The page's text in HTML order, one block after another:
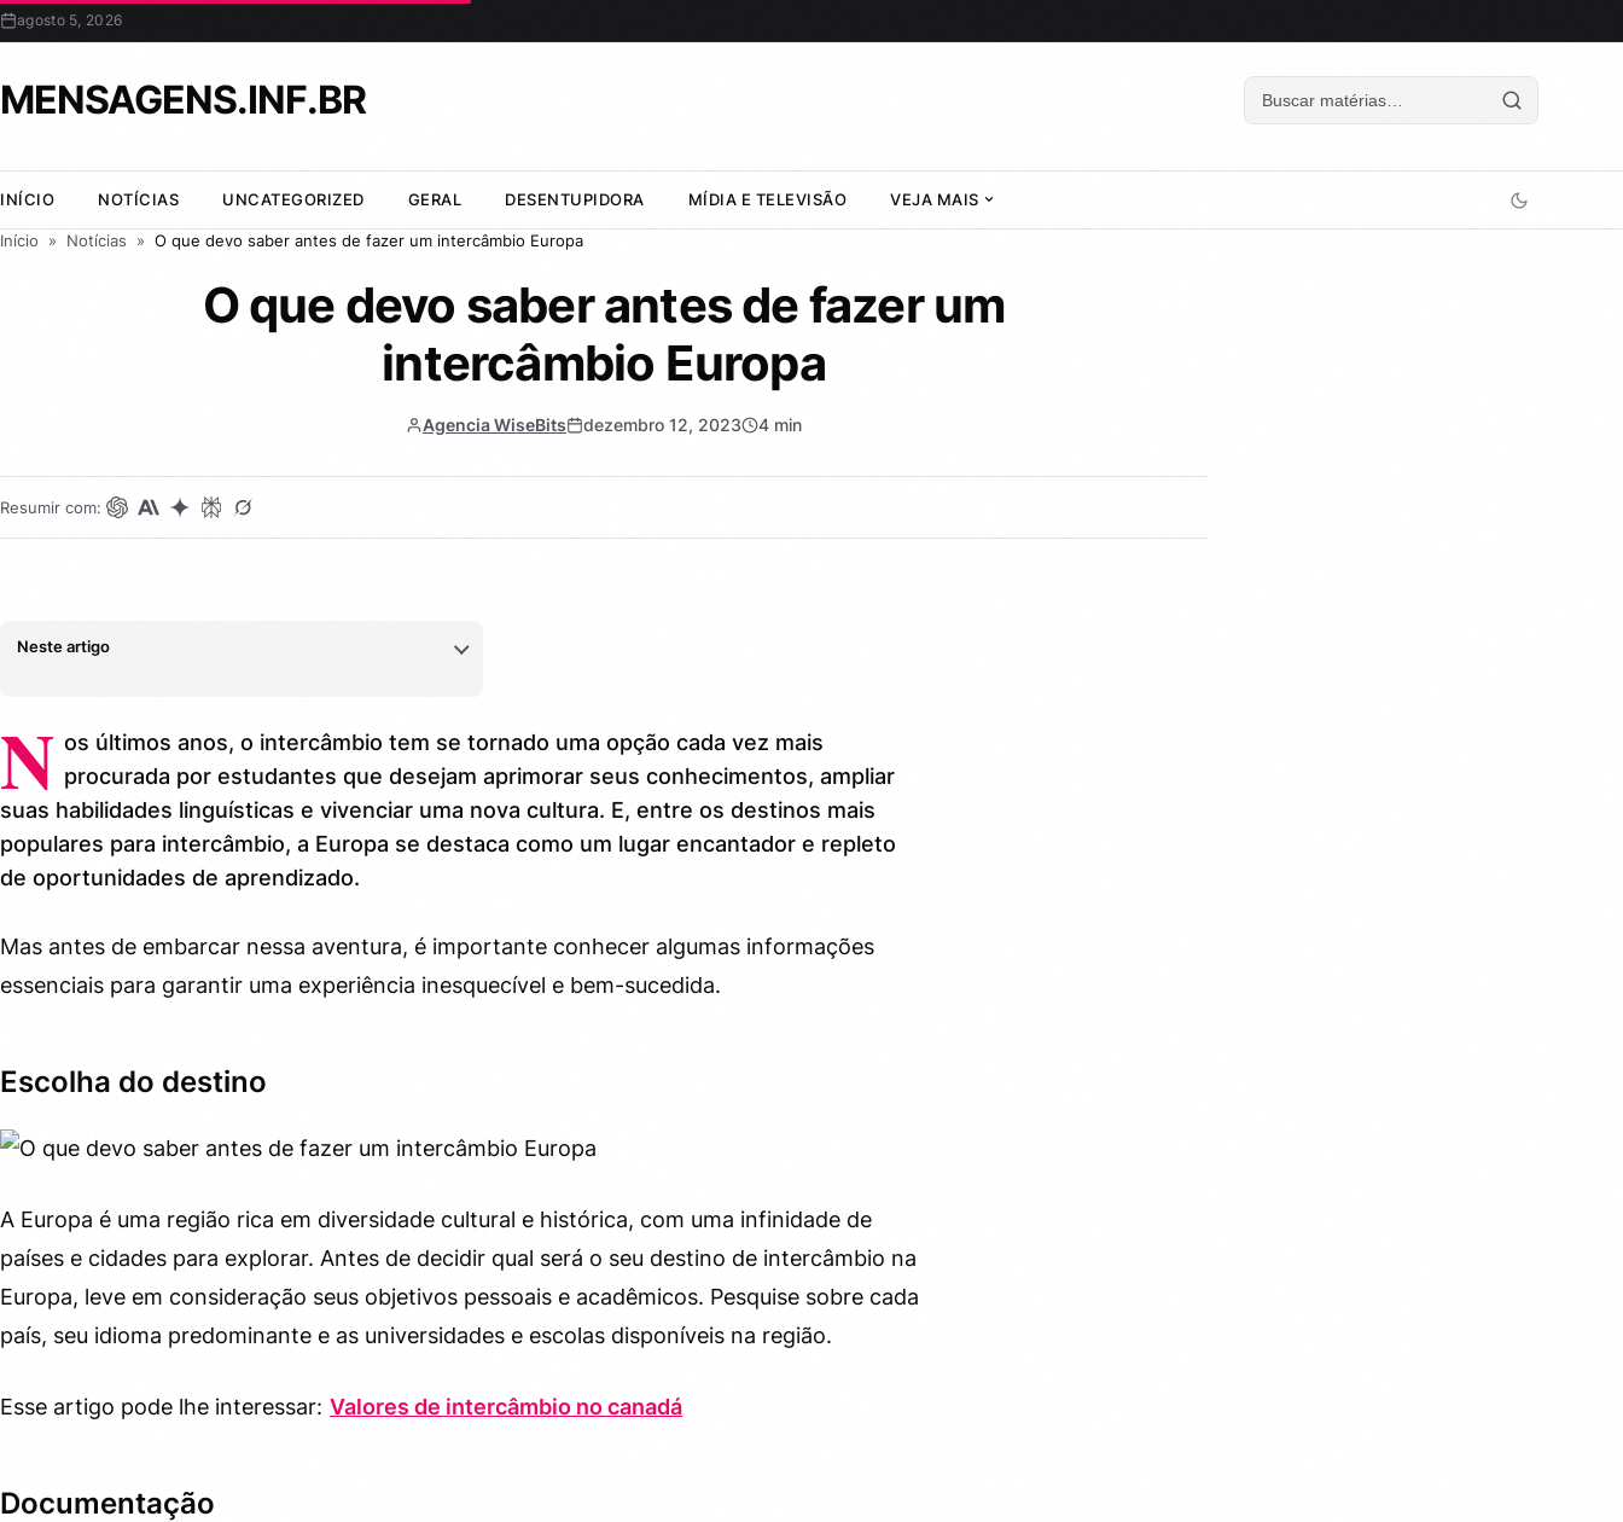
agosto 5, 2026
MENSAGENS.INF.BR
INÍCIO NOTÍCIAS UNCATEGORIZED GERAL DESENTUPIDORA MÍDIA E TELEVISÃO VEJA MAIS
Início » Notícias » O que devo saber antes de fazer um intercâmbio Europa
O que devo saber antes de fazer um
intercâmbio Europa
Agencia WiseBits dezembro 12, 2023 4 min
Resumir com:
Neste artigo
Documentação
3. Planejamento financeiro
4. Acomodação
6. Pesquisa sobre a cultura
8. Planeje seu tempo livre
9. Conclusão
N os últimos anos, o intercâmbio tem se tornado uma opção cada vez mais
procurada por estudantes que desejam aprimorar seus conhecimentos, ampliar
suas habilidades linguísticas e vivenciar uma nova cultura. E, entre os destinos mais
populares para intercâmbio, a Europa se destaca como um lugar encantador e repleto
de oportunidades de aprendizado.
Mas antes de embarcar nessa aventura, é importante conhecer algumas informações
essenciais para garantir uma experiência inesquecível e bem-sucedida.
Escolha do destino
A Europa é uma região rica em diversidade cultural e histórica, com uma infinidade de
países e cidades para explorar. Antes de decidir qual será o seu destino de intercâmbio na
Europa, leve em consideração seus objetivos pessoais e acadêmicos. Pesquise sobre cada
país, seu idioma predominante e as universidades e escolas disponíveis na região.
Esse artigo pode lhe interessar: Valores de intercâmbio no canadá
Documentação